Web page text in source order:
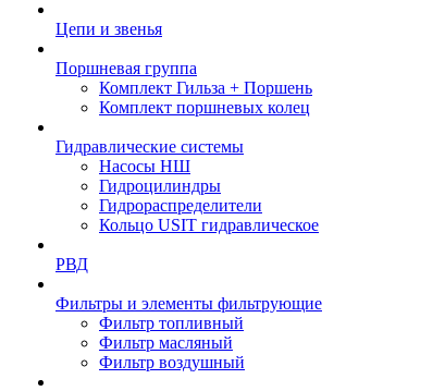
Цепи и звенья
Поршневая группа
Комплект Гильза + Поршень
Комплект поршневых колец
Гидравлические системы
Насосы НШ
Гидроцилиндры
Гидрораспределители
Кольцо USIT гидравлическое
РВД
Фильтры и элементы фильтрующие
Фильтр топливный
Фильтр масляный
Фильтр воздушный